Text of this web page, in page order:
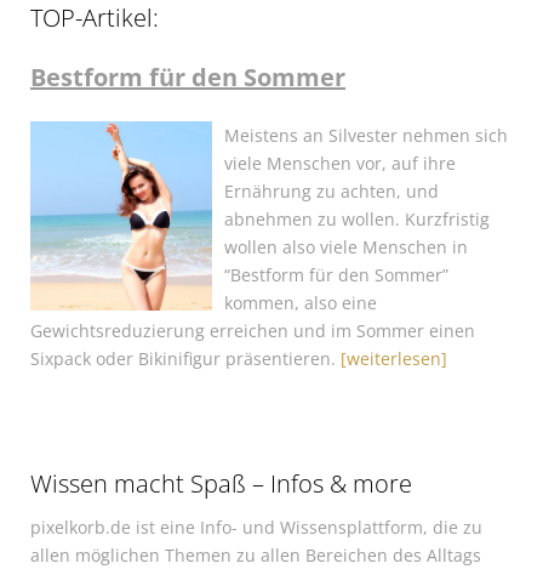
TOP-Artikel:
Bestform für den Sommer
Meistens an Silvester nehmen sich
viele Menschen vor, auf ihre
Ernährung zu achten, und
abnehmen zu wollen. Kurzfristig
wollen also viele Menschen in
“Bestform für den Sommer”
kommen, also eine
Gewichtsreduzierung erreichen und im Sommer einen
Sixpack oder Bikinifigur präsentieren. [weiterlesen]
Wissen macht Spaß – Infos & more
pixelkorb.de ist eine Info- und Wissensplattform, die zu
allen möglichen Themen zu allen Bereichen des Alltags